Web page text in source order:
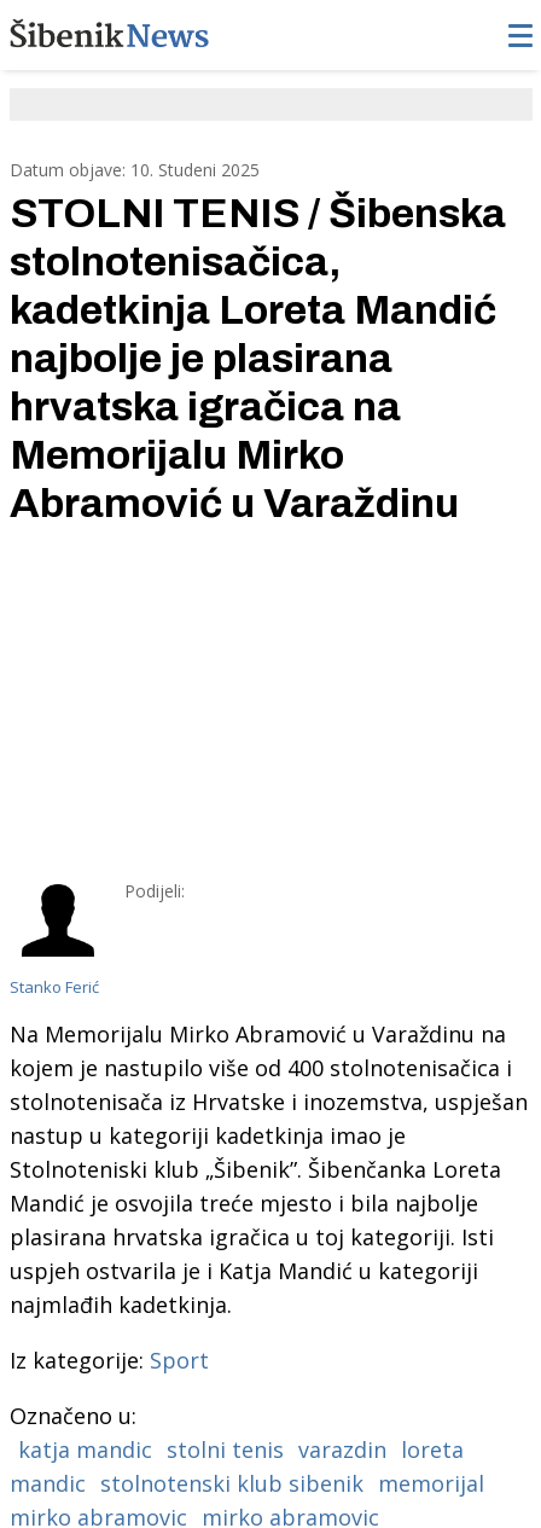
Datum objave: 10. Studeni 2025
STOLNI TENIS / Šibenska
stolnotenisačica,
kadetkinja Loreta Mandić
najbolje je plasirana
hrvatska igračica na
Memorijalu Mirko
Abramović u Varaždinu
Stanko Ferić
Podijeli:
Na Memorijalu Mirko Abramović u Varaždinu na
kojem je nastupilo više od 400 stolnotenisačica i
stolnotenisača iz Hrvatske i inozemstva, uspješan
nastup u kategoriji kadetkinja imao je
Stolnoteniski klub „Šibenik”. Šibenčanka Loreta
Mandić je osvojila treće mjesto i bila najbolje
plasirana hrvatska igračica u toj kategoriji. Isti
uspjeh ostvarila je i Katja Mandić u kategoriji
najmlađih kadetkinja.
Iz kategorije: Sport
Označeno u:
katja mandic stolni tenis varazdin
loreta
mandic stolnotenski klub sibenik memorijal
mirko abramovic
mirko abramovic